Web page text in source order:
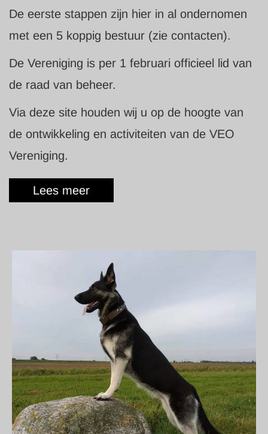
De eerste stappen zijn hier in al ondernomen
met een 5 koppig bestuur (zie contacten).
De Vereniging is per 1 februari officieel lid van
de raad van beheer.
Via deze site houden wij u op de hoogte van
de ontwikkeling en activiteiten van de VEO
Vereniging.
Lees meer